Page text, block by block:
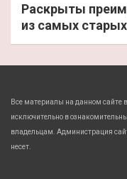
Раскрыты
из самых
Все материалы на данном сайте
исключительно в
владельцам. Администрация
несет.